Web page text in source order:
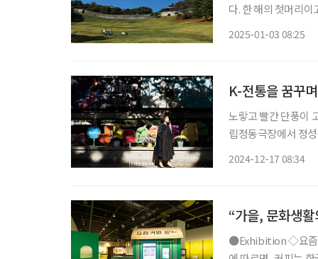
다. 한 해의 첫머리
2025-01-03 08:25
K-전통을 꿈꾸
노랗고 빨간 단풍이
립정동극장에서 정성숙
2024-12-17 08:34
“가을, 문화생
●Exhibition ◇요즘 커피 일정 11월 10일까지 장소 국립민속박물관 2021년 국민 영양 통계